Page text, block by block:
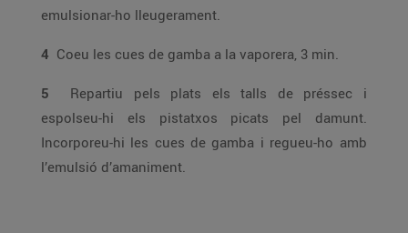
emulsionar-ho lleugerament.
4 Coeu les cues de gamba a la vaporera, 3 min.
5 Repartiu pels plats els talls de préssec i
espolseu-hi els pistatxos picats pel damunt.
Incorporeu-hi les cues de gamba i regueu-ho amb
l’emulsió d’amaniment.